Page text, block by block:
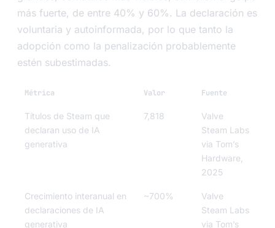
más fuerte, de entre 40% y 60%. La declaración es
voluntaria y autoinformada, por lo que tanto la
adopción como la penalización probablemente
estén subestimadas.
Métrica Valor Fuente
Títulos de Steam que
declaran uso de IA
generativa
7,818
Valve
Steam Labs
via Tom’s
Hardware,
2025
Crecimiento interanual en
declaraciones de IA
generativa
~700%
Valve
Steam Labs
via Tom’s